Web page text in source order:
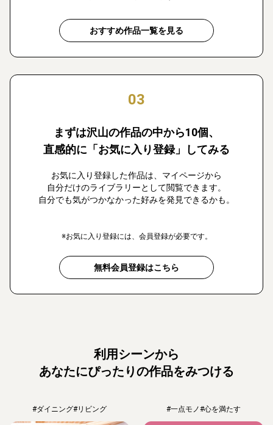
おすすめ作品一覧を見る
03
まずは沢山の作品の中から10個、
直感的に「お気に入り登録」してみる
お気に入り登録した作品は、マイページから
自分だけのライブラリーとして閲覧できます。
自分でも気がつかなかった好みを発見できるかも。
※お気に入り登録には、会員登録が必要です。
無料会員登録はこちら
利用シーンから
あなたにぴったりの作品をみつける
#ダイニング#リビング #一点モノ#心を満たす